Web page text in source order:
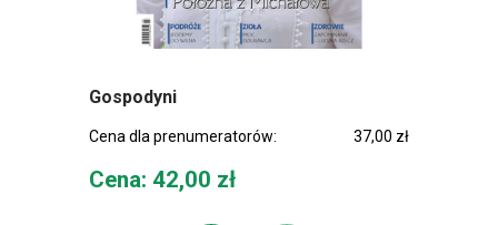
Gospodyni
Cena dla prenumeratorów: 37,00 zł
Cena
Cena: 42,00 zł